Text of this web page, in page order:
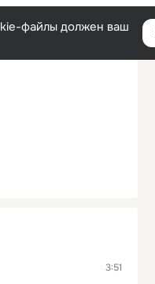
файлы должен ваш
3:51